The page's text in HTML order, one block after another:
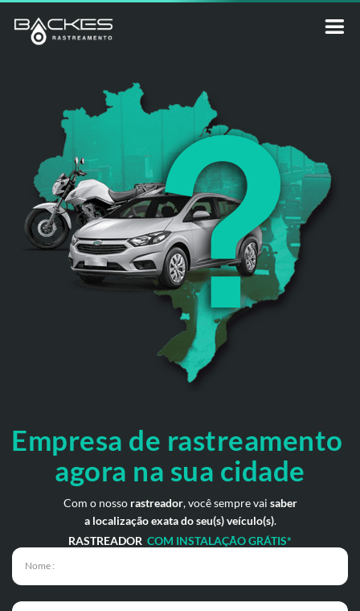
Empresa de rastreamento
agora na sua cidade
Com o nosso rastreador, você sempre vai saber
a localização exata do seu(s) veículo(s).
RASTREADOR COM INSTALAÇÃO GRÁTIS*